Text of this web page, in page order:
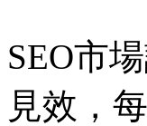
SEO市
見效，